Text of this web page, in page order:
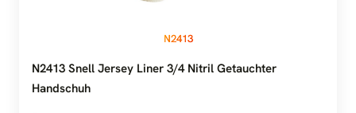
N2413
N2413 Snell Jersey Liner 3/4 Nitril Getauchter
Handschuh